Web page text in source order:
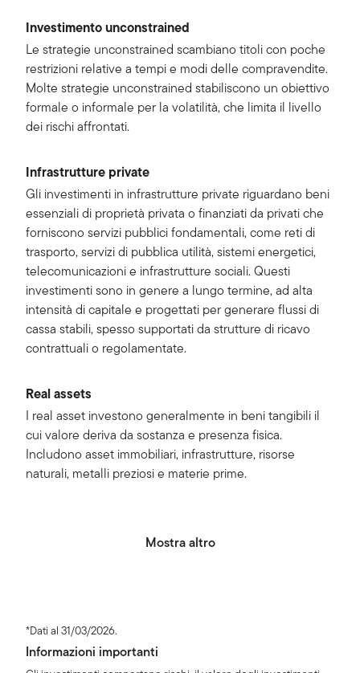
Investimento unconstrained
Le strategie unconstrained scambiano titoli con poche
restrizioni relative a tempi e modi delle compravendite.
Molte strategie unconstrained stabiliscono un obiettivo
formale o informale per la volatilità, che limita il livello
dei rischi affrontati.
Infrastrutture private
Gli investimenti in infrastrutture private riguardano beni
essenziali di proprietà privata o finanziati da privati che
forniscono servizi pubblici fondamentali, come reti di
trasporto, servizi di pubblica utilità, sistemi energetici,
telecomunicazioni e infrastrutture sociali. Questi
investimenti sono in genere a lungo termine, ad alta
intensità di capitale e progettati per generare flussi di
cassa stabili, spesso supportati da strutture di ricavo
contrattuali o regolamentate.
Real assets
I real asset investono generalmente in beni tangibili il
cui valore deriva da sostanza e presenza fisica.
Includono asset immobiliari, infrastrutture, risorse
naturali, metalli preziosi e materie prime.
Mostra altro
*Dati al 31/03/2026.
Informazioni importanti